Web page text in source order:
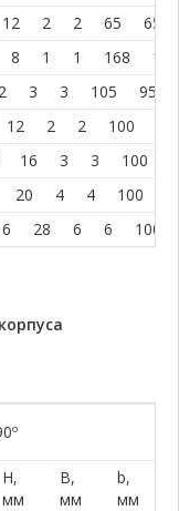
12 2 2 65
65
8 1 1 168
150
3 3 105
95
12 2 2 100
16 3 3 100
20 4 4 100
28 6 6 100
H,
мм
В,
мм
b,
мм